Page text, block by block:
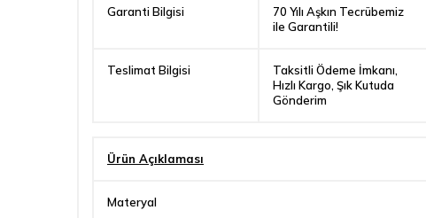
Garanti Bilgisi
70 Yılı Aşkın Tecrübemiz
ile Garantili!
Teslimat Bilgisi
Taksitli Ödeme İmkanı,
Hızlı Kargo, Şık Kutuda
Gönderim
Ürün Açıklaması
Materyal